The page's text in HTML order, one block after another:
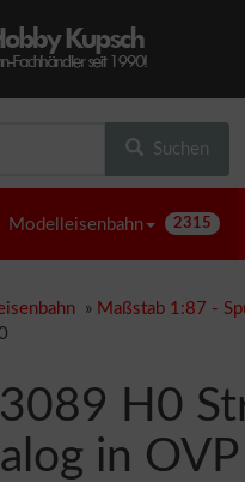
Suchen
Modelleisenbahn 2315
» Maßstab 1:87 -
H0
in